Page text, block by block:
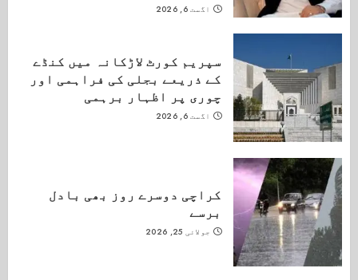
اگست 6, 2026
سپریم کورٹ لاڑکانہ میں کنڈے
کے ذریعے بجلی کی فراہمی اور
چوری پر اظہار برہمی
اگست 6, 2026
کراچی دوسرے روز بھی بادل
برسے
جولائی 25, 2026